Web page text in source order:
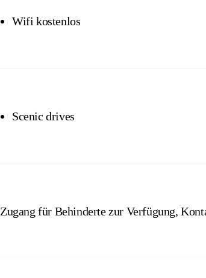
Wifi kostenlos
Scenic drives
Zugang für Behinderte zur Verfügung,